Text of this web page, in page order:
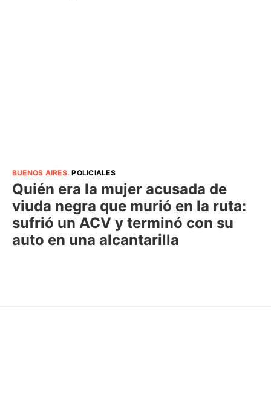
BUENOS AIRES.POLICIALES
Quién era la mujer acusada de
viuda negra que murió en la ruta:
sufrió un ACV y terminó con su
auto en una alcantarilla